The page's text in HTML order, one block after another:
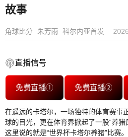
故事
角球比分 朱芳雨 科尔内亚首发
直播信号
免费直播① 免费直播②
在遥远的卡塔尔，一场独特的体育赛事
球的目光，更在体育界掀起了一股“养猪
这里说的就是“世界杯卡塔尔养猪”比赛